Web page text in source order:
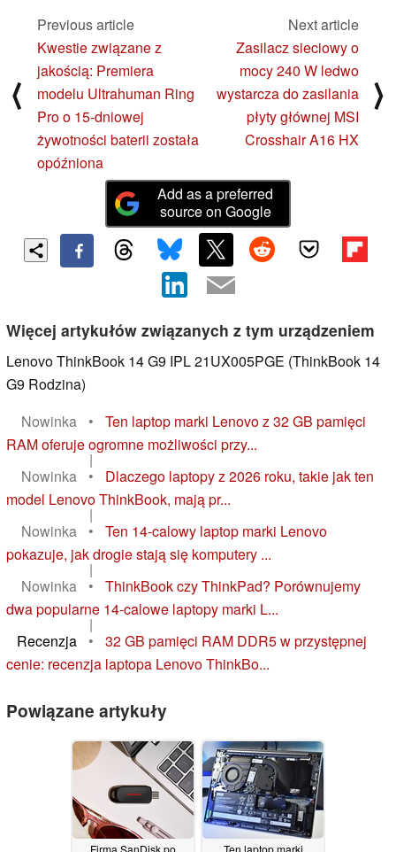
⟨
Previous article
Kwestie związane z
jakością: Premiera
modelu Ultrahuman Ring
Pro o 15-dniowej
żywotności baterii została
opóźniona
Next article
Zasilacz sieciowy o
mocy 240 W ledwo
wystarcza do zasilania
płyty głównej MSI
Crosshair A16 HX
⟩
Add as a preferred
source on Google
Więcej artykułów związanych z tym urządzeniem
Lenovo ThinkBook 14 G9 IPL 21UX005PGE (ThinkBook 14
G9 Rodzina)
Nowinka
•
Ten laptop marki Lenovo z 32 GB pamięci
RAM oferuje ogromne możliwości przy...
|
Nowinka
•
Dlaczego laptopy z 2026 roku, takie jak ten
model Lenovo ThinkBook, mają pr...
|
Nowinka
•
Ten 14-calowy laptop marki Lenovo
pokazuje, jak drogie stają się komputery ...
|
Nowinka
•
ThinkBook czy ThinkPad? Porównujemy
dwa popularne 14-calowe laptopy marki L...
|
Recenzja
•
32 GB pamięci RAM DDR5 w przystępnej
cenie: recenzja laptopa Lenovo ThinkBo...
Powiązane artykuły